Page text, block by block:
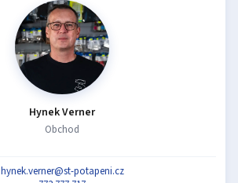
Hynek Verner
Obchod
hynek.verner@st-potapeni.cz